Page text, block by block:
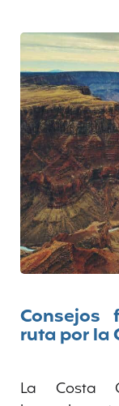
ruta por la
La Costa